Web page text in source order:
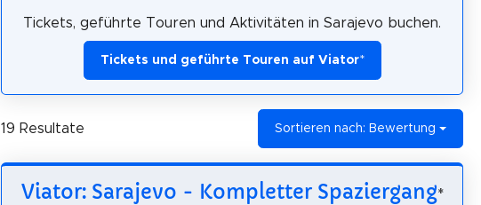
Tickets, geführte Touren und Aktivitäten in Sarajevo buchen.
Tickets und geführte Touren auf Viator*
19 Resultate Sortieren nach: Bewertung
Viator: Sarajevo - Kompletter Spaziergang*